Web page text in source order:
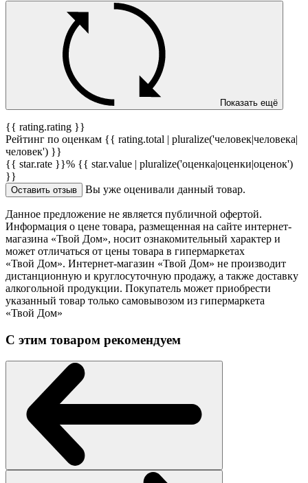
Показать ещё
{{ rating.rating }}
Рейтинг по оценкам {{ rating.total | pluralize('человек|человека|
человек') }}
{{ star.rate }}% {{ star.value | pluralize('оценка|оценки|оценок')
}}
Оставить отзыв Вы уже оценивали данный товар.
Данное предложение не является публичной офертой.
Информация о цене товара, размещенная на сайте интернет-
магазина «Твой Дом», носит ознакомительный характер и
может отличаться от цены товара в гипермаркетах
«Твой Дом». Интернет-магазин «Твой Дом» не производит
дистанционную и круглосуточную продажу, а также доставку
алкогольной продукции. Покупатель может приобрести
указанный товар только самовывозом из гипермаркета
«Твой Дом»
С этим товаром рекомендуем